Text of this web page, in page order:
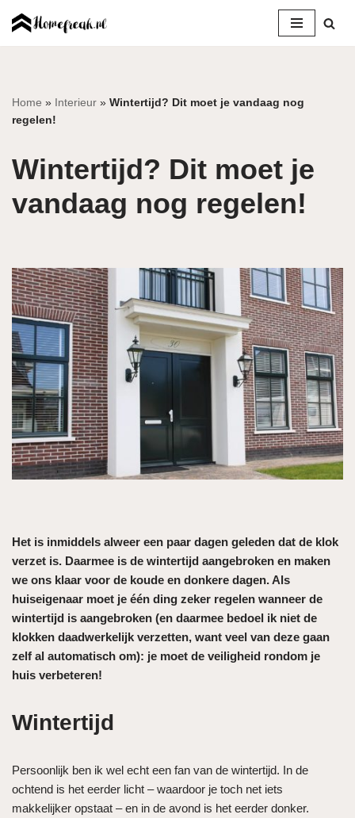
inhoud
Home » Interieur » Wintertijd? Dit moet je vandaag nog
regelen!
Wintertijd? Dit moet je
vandaag nog regelen!
Het is inmiddels alweer een paar dagen geleden dat de klok
verzet is. Daarmee is de wintertijd aangebroken en maken
we ons klaar voor de koude en donkere dagen. Als
huiseigenaar moet je één ding zeker regelen wanneer de
wintertijd is aangebroken (en daarmee bedoel ik niet de
klokken daadwerkelijk verzetten, want veel van deze gaan
zelf al automatisch om): je moet de veiligheid rondom je
huis verbeteren!
Wintertijd
Persoonlijk ben ik wel echt een fan van de wintertijd. In de
ochtend is het eerder licht – waardoor je toch net iets
makkelijker opstaat – en in de avond is het eerder donker.